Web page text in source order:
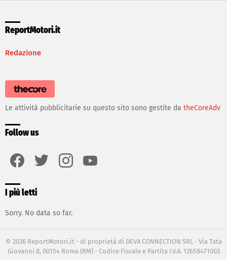
ReportMotori.it
Redazione
Le attività pubblicitarie su questo sito sono gestite da theCoreAdv
Follow us
I più letti
Sorry. No data so far.
© 2026 ReportMotori.it - di proprietà di DEVA CONNECTION SRL - Via Tata
Giovanni 8, 00154 Roma (RM) - Codice Fiscale e Partita I.V.A. 12658471003